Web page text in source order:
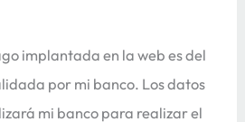
implantada en la web es del
por mi banco. Los datos
mi banco para realizar el